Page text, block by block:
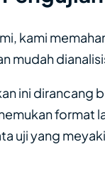
kami
mudah
ini dirancang
format
uji yang